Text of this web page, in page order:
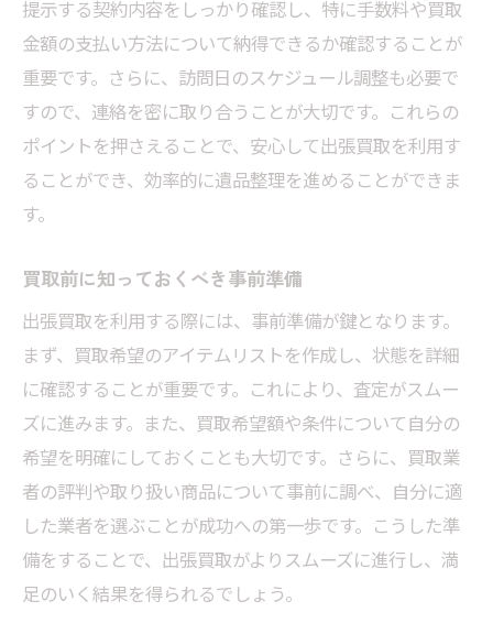
提示する契約内容をしっかり確認し、特に手数料や買取
金額の支払い方法について納得できるか確認することが
重要です。さらに、訪問日のスケジュール調整も必要で
すので、連絡を密に取り合うことが大切です。これらの
ポイントを押さえることで、安心して出張買取を利用す
ることができ、効率的に遺品整理を進めることができま
す。
買取前に知っておくべき事前準備
出張買取を利用する際には、事前準備が鍵となります。
まず、買取希望のアイテムリストを作成し、状態を詳細
に確認することが重要です。これにより、査定がスムー
ズに進みます。また、買取希望額や条件について自分の
希望を明確にしておくことも大切です。さらに、買取業
者の評判や取り扱い商品について事前に調べ、自分に適
した業者を選ぶことが成功への第一歩です。こうした準
備をすることで、出張買取がよりスムーズに進行し、満
足のいく結果を得られるでしょう。